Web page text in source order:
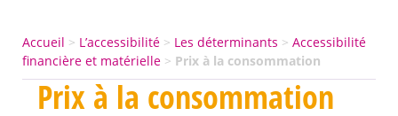
Accueil > L’accessibilité > Les déterminants > Accessibilité
financière et matérielle > Prix à la consommation
Prix à la consommation